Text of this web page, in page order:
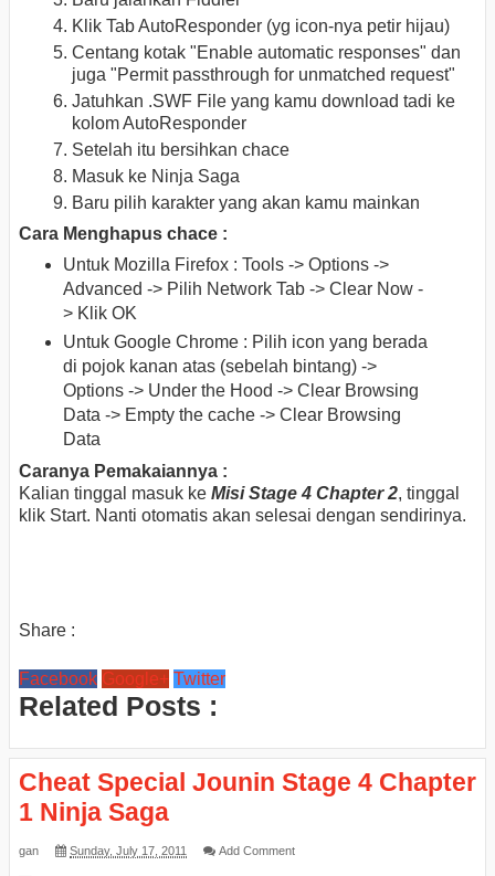
Klik Tab AutoResponder (yg icon-nya petir hijau)
Centang kotak "Enable automatic responses" dan
juga "Permit passthrough for unmatched request"
Jatuhkan .SWF File yang kamu download tadi ke
kolom AutoResponder
Setelah itu bersihkan chace
Masuk ke Ninja Saga
Baru pilih karakter yang akan kamu mainkan
Cara Menghapus chace :
Untuk Mozilla Firefox : Tools -> Options ->
Advanced -> Pilih Network Tab -> Clear Now -
> Klik OK
Untuk Google Chrome : Pilih icon yang berada
di pojok kanan atas (sebelah bintang) ->
Options -> Under the Hood -> Clear Browsing
Data -> Empty the cache -> Clear Browsing
Data
Caranya Pemakaiannya :
Kalian tinggal masuk ke Misi Stage 4 Chapter 2, tinggal
klik Start. Nanti otomatis akan selesai dengan sendirinya.
Share :
Facebook Google+ Twitter
Related Posts :
Cheat Special Jounin Stage 4 Chapter
1 Ninja Saga
gan Sunday, July 17, 2011 Add Comment